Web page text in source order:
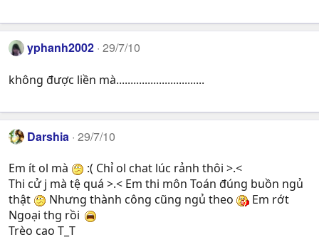
yphanh2002 29/7/10
không được liền mà...............................
Darshia 29/7/10
Em ít ol mà
:( Chỉ ol chat lúc rảnh thôi >.<
Thi cử j mà tệ quá >.< Em thi môn Toán đúng buồn ngủ
thật
Nhưng thành công cũng ngủ theo
Em rớt
Ngoại thg rồi
Trèo cao T_T